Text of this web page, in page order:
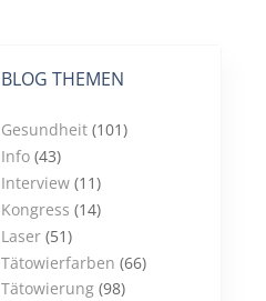
BLOG THEMEN
Gesundheit (101)
Info (43)
Interview (11)
Kongress (14)
Laser (51)
Tätowierfarben (66)
Tätowierung (98)